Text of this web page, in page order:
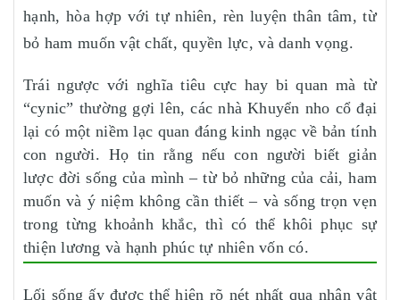
hạnh, hòa hợp với tự nhiên, rèn luyện thân tâm, từ
bỏ ham muốn vật chất, quyền lực, và danh vọng.
Trái ngược với nghĩa tiêu cực hay bi quan mà từ
“cynic” thường gợi lên, các nhà Khuyển nho cổ đại
lại có một niềm lạc quan đáng kinh ngạc về bản tính
con người. Họ tin rằng nếu con người biết giản
lược đời sống của mình – từ bỏ những của cải, ham
muốn và ý niệm không cần thiết – và sống trọn vẹn
trong từng khoảnh khắc, thì có thể khôi phục sự
thiện lương và hạnh phúc tự nhiên vốn có.
Lối sống ấy được thể hiện rõ nét nhất qua nhân vật